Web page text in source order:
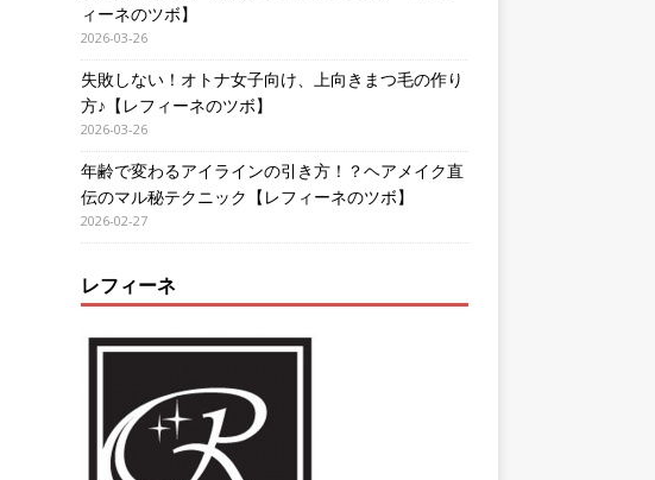
ィーネのツボ】
2026-03-26
失敗しない！オトナ女子向け、上向きまつ毛の作り
方♪【レフィーネのツボ】
2026-03-26
年齢で変わるアイラインの引き方！？ヘアメイク直
伝のマル秘テクニック【レフィーネのツボ】
2026-02-27
レフィーネ